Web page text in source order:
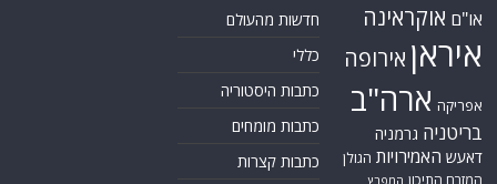
או"ם אוקראינה
איראן אירופה
אפריקה ארה"ב
בריטניה גרמניה
דאעש האמירויות הגולן
המזרח התיכון המפרץ
חדשות מהעולם
כללי
כתבות היסטוריה
כתבות מומחים
כתבות קצרות